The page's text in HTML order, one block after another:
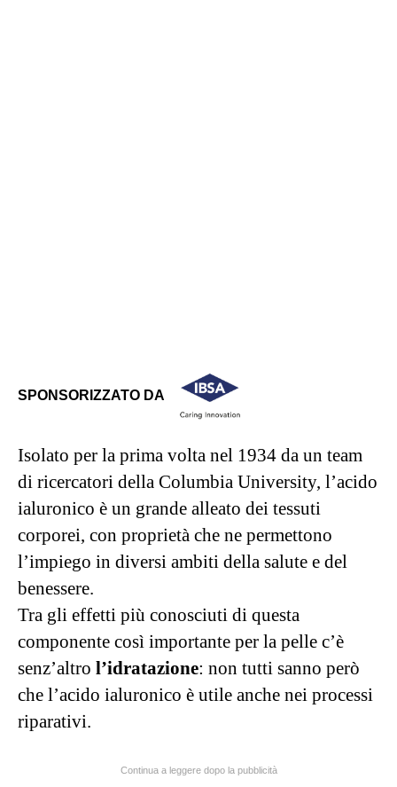
SPONSORIZZATO DA
Isolato per la prima volta nel 1934 da un team
di ricercatori della Columbia University, l’acido
ialuronico è un grande alleato dei tessuti
corporei, con proprietà che ne permettono
l’impiego in diversi ambiti della salute e del
benessere.
Tra gli effetti più conosciuti di questa
componente così importante per la pelle c’è
senz’altro l’idratazione: non tutti sanno però
che l’acido ialuronico è utile anche nei processi
riparativi.
Continua a leggere dopo la pubblicità